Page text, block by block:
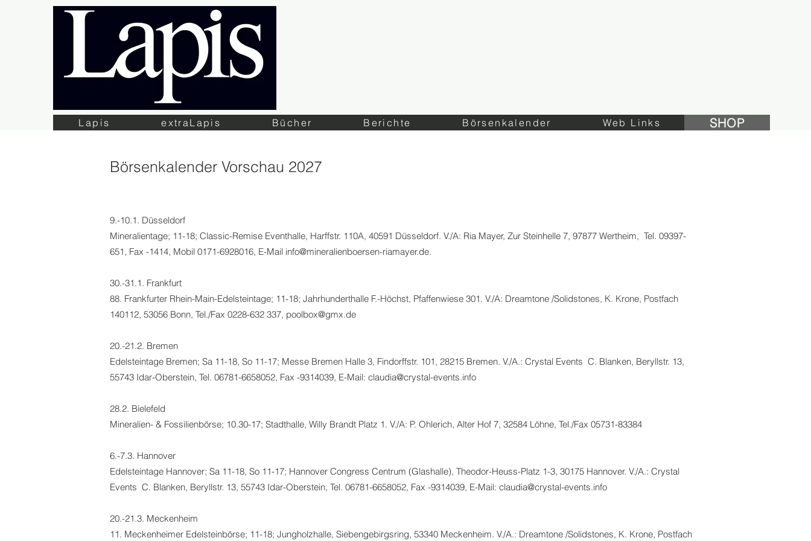
Lapis extraLapis Bücher Berichte Börsenkalender Web Links SHOP
SHOP
Börsenkalender Vorschau 2027
9.-10.1. Düsseldorf
Mineralientage; 11-18; Classic-Remise Eventhalle, Harffstr. 110A, 40591 Düsseldorf. V./A: Ria Mayer, Zur Steinhelle 7, 97877 Wertheim, Tel. 09397-
651, Fax -1414, Mobil 0171-6928016, E-Mail info@mineralienboersen-riamayer.de.
30.-31.1. Frankfurt
88. Frankfurter Rhein-Main-Edelsteintage; 11-18; Jahrhunderthalle F.-Höchst, Pfaffenwiese 301. V./A: Dreamtone /Solidstones, K. Krone, Postfach
140112, 53056 Bonn, Tel./Fax 0228-632 337, poolbox@gmx.de
20.-21.2. Bremen
Edelsteintage Bremen; Sa 11-18, So 11-17; Messe Bremen Halle 3, Findorffstr. 101, 28215 Bremen. V./A.: Crystal Events C. Blanken, Beryllstr. 13,
55743 Idar-Oberstein, Tel. 06781-6658052, Fax -9314039, E-Mail: claudia@crystal-events.info
28.2. Bielefeld
Mineralien- & Fossilienbörse; 10.30-17; Stadthalle, Willy Brandt Platz 1. V./A: P. Ohlerich, Alter Hof 7, 32584 Löhne, Tel./Fax 05731-83384
6.-7.3. Hannover
Edelsteintage Hannover; Sa 11-18, So 11-17; Hannover Congress Centrum (Glashalle), Theodor-Heuss-Platz 1-3, 30175 Hannover. V./A.: Crystal
Events C. Blanken, Beryllstr. 13, 55743 Idar-Oberstein, Tel. 06781-6658052, Fax -9314039, E-Mail: claudia@crystal-events.info
20.-21.3. Meckenheim
11. Meckenheimer Edelsteinbörse; 11-18; Jungholzhalle, Siebengebirgsring, 53340 Meckenheim. V./A.: Dreamtone /Solidstones, K. Krone, Postfach